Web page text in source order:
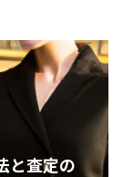
と査定の